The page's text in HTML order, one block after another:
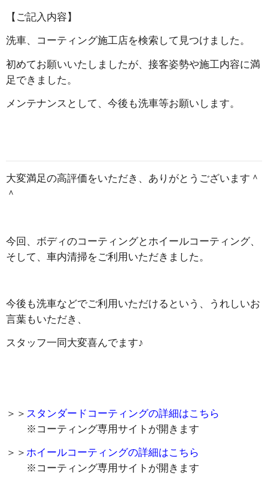
【ご記入内容】
洗車、コーティング施工店を検索して見つけました。
初めてお願いいたしましたが、接客姿勢や施工内容に満
足できました。
メンテナンスとして、今後も洗車等お願いします。
大変満足の高評価をいただき、ありがとうございます＾
＾
今回、ボディのコーティングとホイールコーティング、
そして、車内清掃をご利用いただきました。
今後も洗車などでご利用いただけるという、うれしいお
言葉もいただき、
スタッフ一同大変喜んでます♪
＞＞ スタンダードコーティングの詳細はこちら
※コーティング専用サイトが開きます
＞＞ ホイールコーティングの詳細はこちら
※コーティング専用サイトが開きます